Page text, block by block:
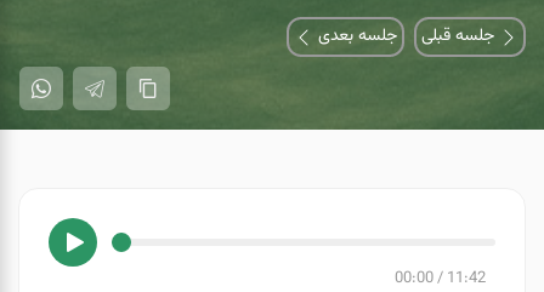
جلسه قبلی جلسه بعدی
11:42
/
00:00